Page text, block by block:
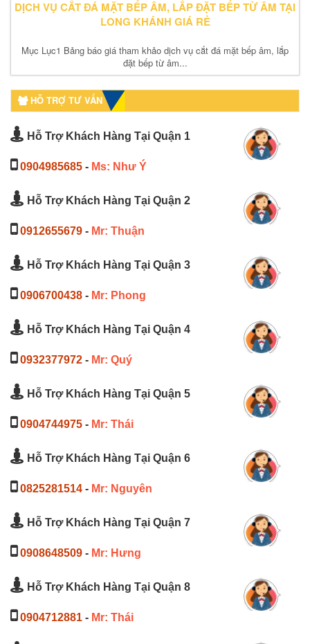
DỊCH VỤ CẮT ĐÁ MẶT BẾP ÂM, LẮP ĐẶT BẾP TỪ ÂM TẠI
LONG KHÁNH GIÁ RẺ
Mục Lục1 Bảng báo giá tham khảo dịch vụ cắt đá mặt bếp âm, lắp
đặt bếp từ âm...
HỖ TRỢ TƯ VẤN
Hỗ Trợ Khách Hàng Tại Quận 1
0904985685 - Ms: Như Ý
Hỗ Trợ Khách Hàng Tại Quận 2
0912655679 - Mr: Thuận
Hỗ Trợ Khách Hàng Tại Quận 3
0906700438 - Mr: Phong
Hỗ Trợ Khách Hàng Tại Quận 4
0932377972 - Mr: Quý
Hỗ Trợ Khách Hàng Tại Quận 5
0904744975 - Mr: Thái
Hỗ Trợ Khách Hàng Tại Quận 6
0825281514 - Mr: Nguyên
Hỗ Trợ Khách Hàng Tại Quận 7
0908648509 - Mr: Hưng
Hỗ Trợ Khách Hàng Tại Quận 8
0904712881 - Mr: Thái